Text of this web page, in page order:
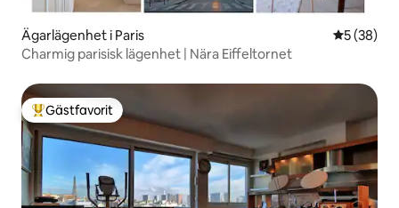
Ägarlägenhet i Paris 5 av 5 i
5 (38)
Charmig parisisk lägenhet | Nära Eiffeltornet
Populär gästfavorit
Gästfavorit